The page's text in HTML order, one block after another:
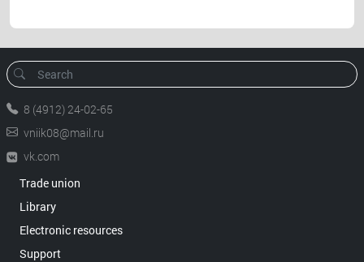
8 (4912) 24-02-65
vniik08@mail.ru
vk.com
Trade union
Library
Electronic resources
Support